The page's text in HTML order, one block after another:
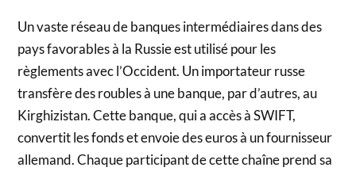
Un vaste réseau de banques intermédiaires dans des
pays favorables à la Russie est utilisé pour les
règlements avec l’Occident. Un importateur russe
transfère des roubles à une banque, par d’autres, au
Kirghizistan. Cette banque, qui a accès à SWIFT,
convertit les fonds et envoie des euros à un fournisseur
allemand. Chaque participant de cette chaîne prend sa